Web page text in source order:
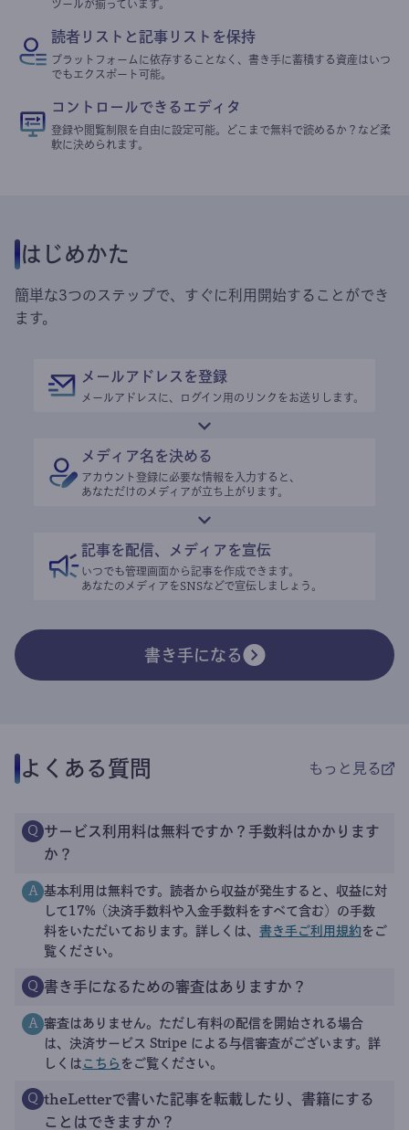
ツールが揃っています。
読者リストと記事リストを保持
プラットフォームに依存することなく、書き手に蓄積する資産はいつ
でもエクスポート可能。
コントロールできるエディタ
登録や閲覧制限を自由に設定可能。どこまで無料で読めるか？など柔
軟に決められます。
はじめかた
簡単な3つのステップで、すぐに利用開始することができ
ます。
メールアドレスを登録
メールアドレスに、ログイン用のリンクをお送りします。
メディア名を決める
アカウント登録に必要な情報を入力すると、
あなただけのメディアが立ち上がります。
記事を配信、メディアを宣伝
いつでも管理画面から記事を作成できます。
あなたのメディアをSNSなどで宣伝しましょう。
書き手になる
よくある質問 もっと見る
Q サービス利用料は無料ですか？手数料はかかります
か？
A 基本利用は無料です。読者から収益が発生すると、収益に対
して17%（決済手数料や入金手数料をすべて含む）の手数
料をいただいております。詳しくは、 書き手ご利用規約 をご
覧ください。
Q 書き手になるための審査はありますか？
A 審査はありません。ただし有料の配信を開始される場合
は、決済サービス Stripe による与信審査がございます。詳
しくは こちら をご覧ください。
Q theLetterで書いた記事を転載したり、書籍にする
ことはできますか？